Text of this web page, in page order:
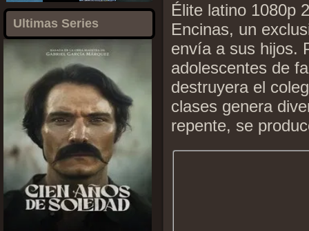
Ultimas Series
Élite latino 1080p
Encinas, un
envía a sus hijos.
adolescentes de
destruyera el
clases genera
repente, se